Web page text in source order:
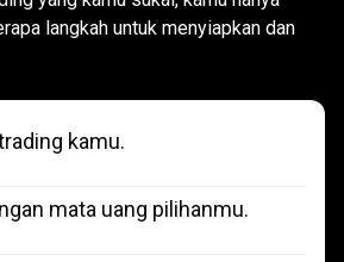
langkah untuk menyiapkan dan
kamu.
mata uang pilihanmu.